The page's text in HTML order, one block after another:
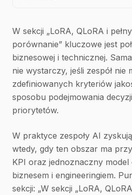
W sekcji „LoRA, QLoRA i
porównanie” kluczowe jest
biznesowej i technicznej.
nie wystarczy, jeśli zespół nie
zdefiniowanych kryteriów
sposobu podejmowania
priorytetów.
W praktyce zespoły AI
wtedy, gdy ten obszar ma
KPI oraz jednoznaczny
biznesem i engineeringiem.
sekcji: „W sekcji „LoRA,